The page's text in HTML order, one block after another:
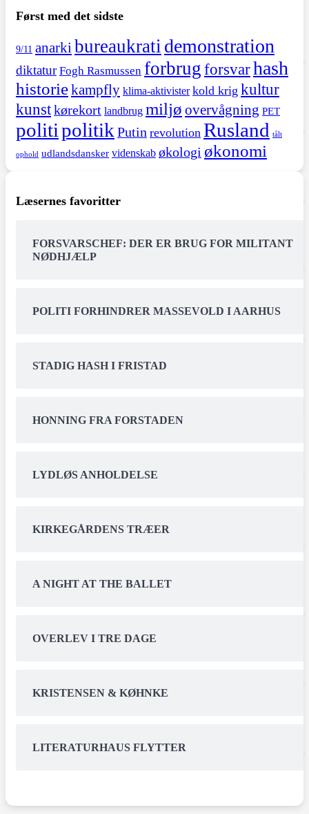
Først med det sidste
9/11 anarki bureaukrati demonstration
diktatur Fogh Rasmussen forbrugforsvarhash
historiekampfly klima-aktivister kold krig kultur
kunstkørekort landbrug miljø overvågning PET
politipolitik Putin revolution Rusland tålt
ophold udlandsdansker videnskab økologi økonomi
Læsernes favoritter
FORSVARSCHEF: DER ER BRUG FOR MILITANT
NØDHJÆLP
POLITI FORHINDRER MASSEVOLD I AARHUS
STADIG HASH I FRISTAD
HONNING FRA FORSTADEN
LYDLØS ANHOLDELSE
KIRKEGÅRDENS TRÆER
A NIGHT AT THE BALLET
OVERLEV I TRE DAGE
KRISTENSEN & KØHNKE
LITERATURHAUS FLYTTER